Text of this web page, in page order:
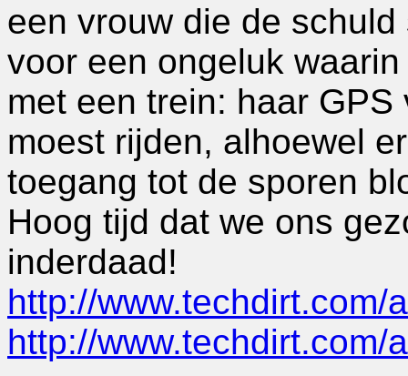
een vrouw die de
voor een ongeluk
met een trein: haar
moest rijden, alhoewel
toegang tot de sporen
Hoog tijd dat we ons
inderdaad!
http://www.techdirt.com/
http://www.techdirt.com/